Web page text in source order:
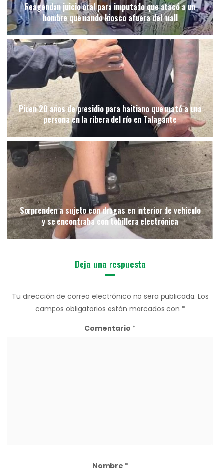
Reagendan juicio oral para imputado que atacó a un
hombre quemando kiosco afuera del mall
Piden 20 años de presidio para haitiano que mató a una
persona en la ribera del río en Talagante
Sorprenden a sujeto con drogas en interior de vehículo
y se encontraba con tobillera electrónica
Deja una respuesta
Tu dirección de correo electrónico no será publicada. Los
campos obligatorios están marcados con *
Comentario *
Nombre *